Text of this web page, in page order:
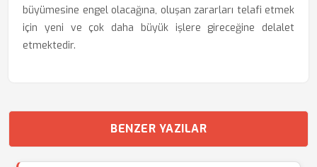
büyümesine engel olacağına, oluşan zararları telafi etmek
için yeni ve çok daha büyük işlere gireceğine delalet
etmektedir.
BENZER YAZILAR